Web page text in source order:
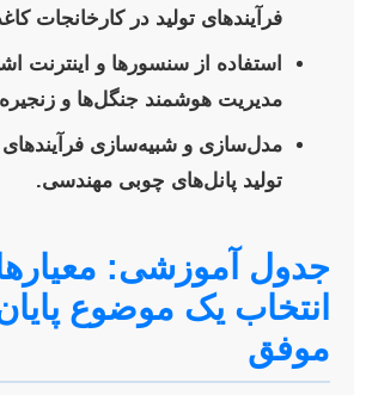
فرآیندهای تولید در کارخانجات
مدیریت هوشمند جنگل‌ها و
مدل‌سازی و شبیه‌سازی فرآیندهای
تولید پانل‌های چوبی مهندسی.
جدول آموزشی:
انتخاب یک موضوع
موفق